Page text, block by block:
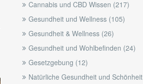
Cannabis und CBD Wissen (217)
Gesundheit und Wellness (105)
Gesundheit & Wellness (26)
Gesundheit und Wohlbefinden (24)
Gesetzgebung (12)
Natürliche Gesundheit und Schönheit